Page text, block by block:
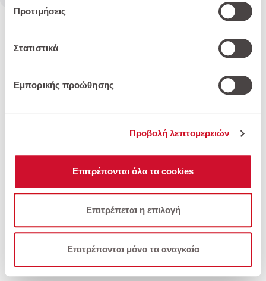
πάσα στιγμή επιστρέφοντας σε αυτόν τον
Απορρήτου
Προτιμήσεις
Στατιστικά
Εμπορικής προώθησης
Προβολή λεπτομερειών
Επιτρέπονται όλα τα cookies
Επιτρέπεται η επιλογή
Επιτρέπονται μόνο τα αναγκαία
Φίλτρα